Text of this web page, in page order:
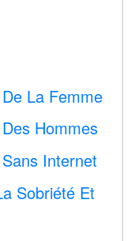
La Femme
Hommes
Internet
Sobriété Et